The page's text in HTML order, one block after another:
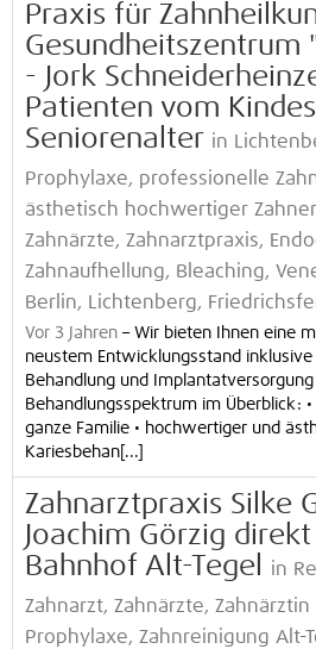
Praxis für
Gesundheitszentrum
- Jork
Patienten vom
Seniorenalter in
Prophylaxe, professionelle
ästhetisch hochwertiger
Zahnärzte, Zahnarztpraxis,
Zahnaufhellung, Bleaching,
Berlin, Lichtenberg,
Vor 3 Jahren – Wir bieten Ihnen eine
neustem Entwicklungsstand
Behandlung und Implantatversorgung
Behandlungsspektrum im Überblick:
ganze Familie • hochwertiger und
Kariesbehan[...]
Zahnarztpraxis Silke
Joachim Görzig
Bahnhof Alt-Tegel
in
Zahnarzt, Zahnärzte, Zahnärztin
Prophylaxe, Zahnreinigung Alt-